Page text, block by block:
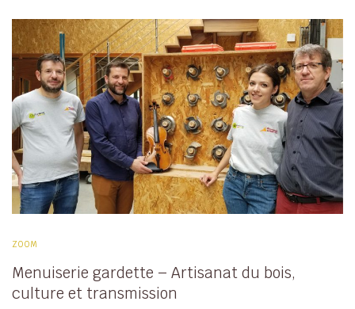
ZOOM
Menuiserie gardette – Artisanat du bois,
culture et transmission